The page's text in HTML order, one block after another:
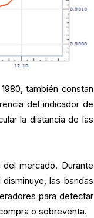
también constan
del indicador de
la distancia de las
mercado. Durante
las bandas
para detectar
o sobreventa.